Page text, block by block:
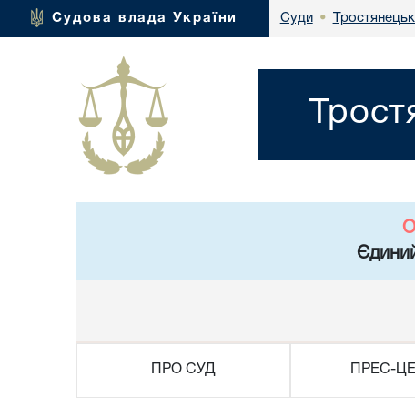
Судова влада України Суди •
ПРО СУД ПРЕС-